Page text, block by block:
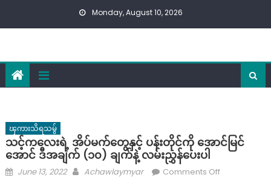
Monday, August 10, 2026
ၾကားသိရသမွ်
သင့်ကလေးရဲ့ အိပ်မက်တွေနှင့် ပန်းတိုင်ကို အောင်မြင်
အောင် ဒီအချက် (၁၀) ချက်နဲ့ လမ်းညွှန်ပေးပါ
Posted
June 13, 2022 Author
Achawlaymyar Comments Offon